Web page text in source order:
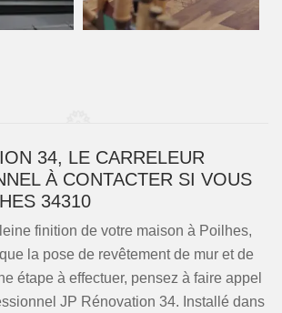
34, LE CARRELEUR
À CONTACTER SI VOUS
34310
finition de votre maison à Poilhes,
la pose de revêtement de mur et de
étape à effectuer, pensez à faire appel
JP Rénovation 34. Installé dans